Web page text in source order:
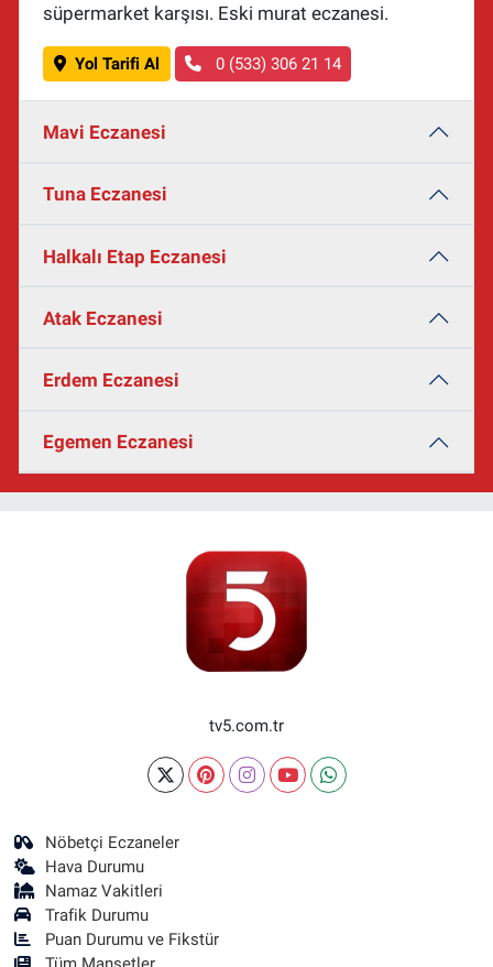
süpermarket karşısı. Eski murat eczanesi.
Yol Tarifi Al 0 (533) 306 21 14
Mavi Eczanesi
Tuna Eczanesi
Halkalı Etap Eczanesi
Atak Eczanesi
Erdem Eczanesi
Egemen Eczanesi
tv5.com.tr
Nöbetçi Eczaneler
Hava Durumu
Namaz Vakitleri
Trafik Durumu
Puan Durumu ve Fikstür